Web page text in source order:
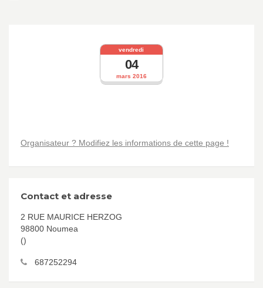
mars 2016
vendredi
04
Organisateur ? Modifiez les informations de cette page !
Contact et adresse
2 RUE MAURICE HERZOG
98800 Noumea
()
687252294